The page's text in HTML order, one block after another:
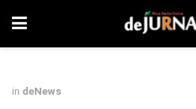
in deNews